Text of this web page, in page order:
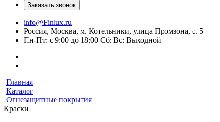
Заказать звонок
info@Finlux.ru
Россия, Москва, м. Котельники, улица Промзона, с. 5
Пн-Пт: с 9:00 до 18:00 Сб: Вс: Выходной
Главная
Каталог
Огнезащитные покрытия
Краски